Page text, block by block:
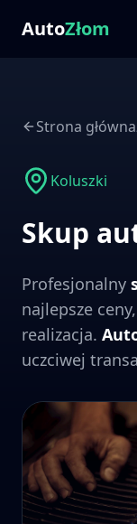
AutoZłom
Strona główna
Koluszki
Skup
Profesjonalny
najlepsze
realizacja.
uczciwej